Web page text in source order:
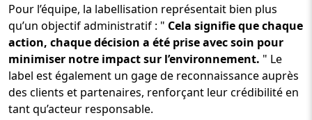
Pour l’équipe, la labellisation représentait bien plus
qu’un objectif administratif : " Cela signifie que chaque
action, chaque décision a été prise avec soin pour
minimiser notre impact sur l’environnement. " Le
label est également un gage de reconnaissance auprès
des clients et partenaires, renforçant leur crédibilité en
tant qu’acteur responsable.